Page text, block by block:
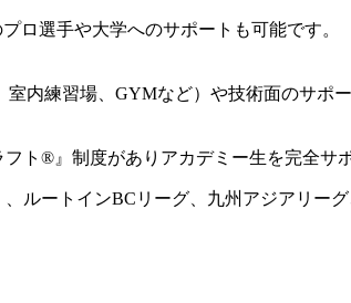
ロ選手や大学へのサポートも可能です。
内練習場、GYMなど）や技術面のサポ
ト®』制度がありアカデミー生を完全サ
ルートインBCリーグ、九州アジアリー